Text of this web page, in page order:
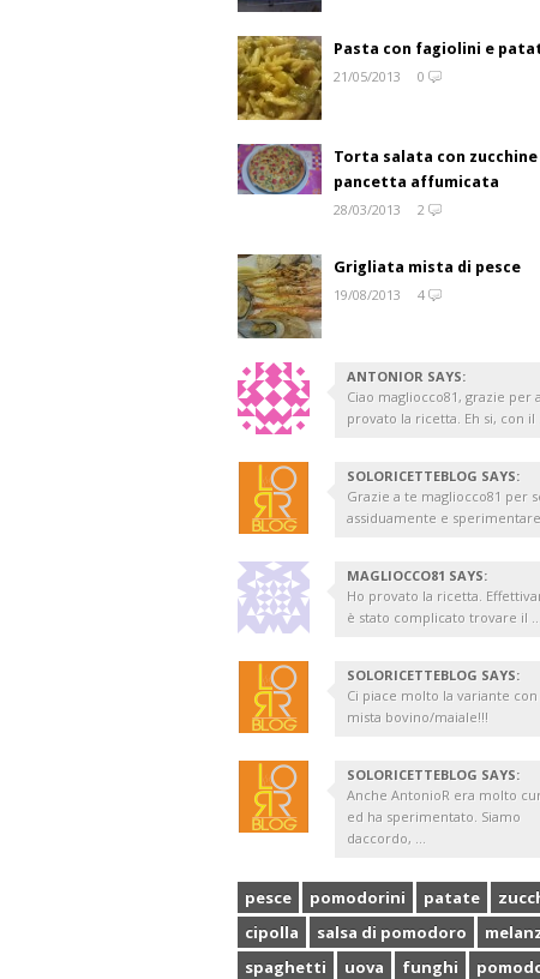
Pasta con fagiolini e
21/05/2013
0
Torta salata con zucchine
pancetta affumicata
28/03/2013
2
Grigliata mista di pesce
19/08/2013
4
ANTONIOR SAYS:
Ciao magliocco81, grazie per
provato la ricetta. Eh si, con il
SOLORICETTEBLOG SAYS:
Grazie a te magliocco81 per
assiduamente e
MAGLIOCCO81 SAYS:
Ho provato la ricetta.
è stato complicato trovare il ...
SOLORICETTEBLOG SAYS:
Ci piace molto la variante
mista bovino/maiale!!!
SOLORICETTEBLOG SAYS:
Anche AntonioR era molto
ed ha sperimentato. Siamo
daccordo, ...
pesce pomodorini patate
cipolla
salsa di pomodoro
spaghetti
uova funghi